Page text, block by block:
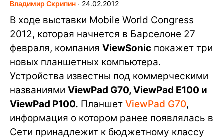
Владимир Скрипин ∙ 24.02.2012
В ходе выставки Mobile World Congress
2012, которая начнется в Барселоне 27
февраля, компания ViewSonic покажет три
новых планшетных компьютера.
Устройства известны под коммерческими
названиями ViewPad G70, ViewPad E100 и
ViewPad P100. Планшет ViewPad G70,
информация о котором ранее появлялась в
Сети принадлежит к бюджетному классу